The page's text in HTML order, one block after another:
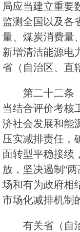
局应当建立重要
监测全国以及各
量、煤炭消费量
新增清洁能源电
省（自治区、直
第二十二条
当结合评价考核
济社会发展和能
压实减排责任，
面转型平稳接续
放，坚决遏制“
场和有为政府相
市场化减排机制
有关省（自